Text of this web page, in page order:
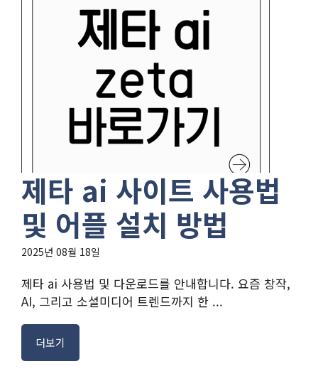
제타 ai 사이트 사용법
및 어플 설치 방법
2025년 08월 18일
제타 ai 사용법 및 다운로드를 안내합니다. 요즘 창작,
AI, 그리고 소셜미디어 트렌드까지 한 ...
더보기